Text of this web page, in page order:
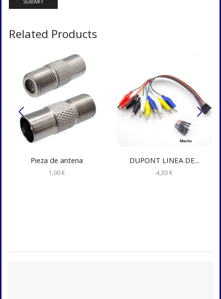
Related Products
Pieza de antena
1,00€
DUPONT LINEA DE...
4,30€